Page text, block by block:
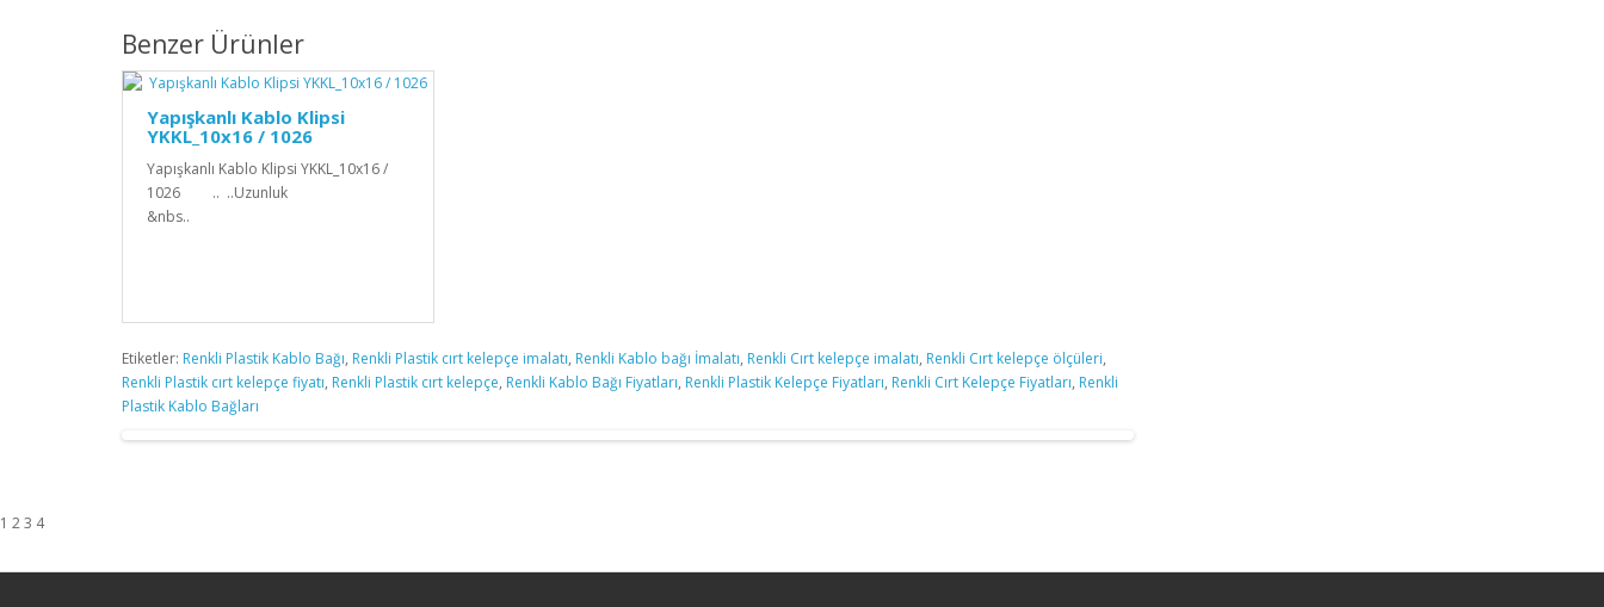
Benzer Ürünler
Yapışkanlı Kablo Klipsi
YKKL_10x16 / 1026
Yapışkanlı Kablo Klipsi YKKL_10x16 /
1026 .. ..Uzunluk
&nbs..
Etiketler: Renkli Plastik Kablo Bağı, Renkli Plastik cırt kelepçe imalatı, Renkli Kablo bağı İmalatı, Renkli Cırt kelepçe imalatı, Renkli Cırt kelepçe ölçüleri,
Renkli Plastik cırt kelepçe fiyatı, Renkli Plastik cırt kelepçe, Renkli Kablo Bağı Fiyatları, Renkli Plastik Kelepçe Fiyatları, Renkli Cırt Kelepçe Fiyatları, Renkli
Plastik Kablo Bağları
1 2 3 4